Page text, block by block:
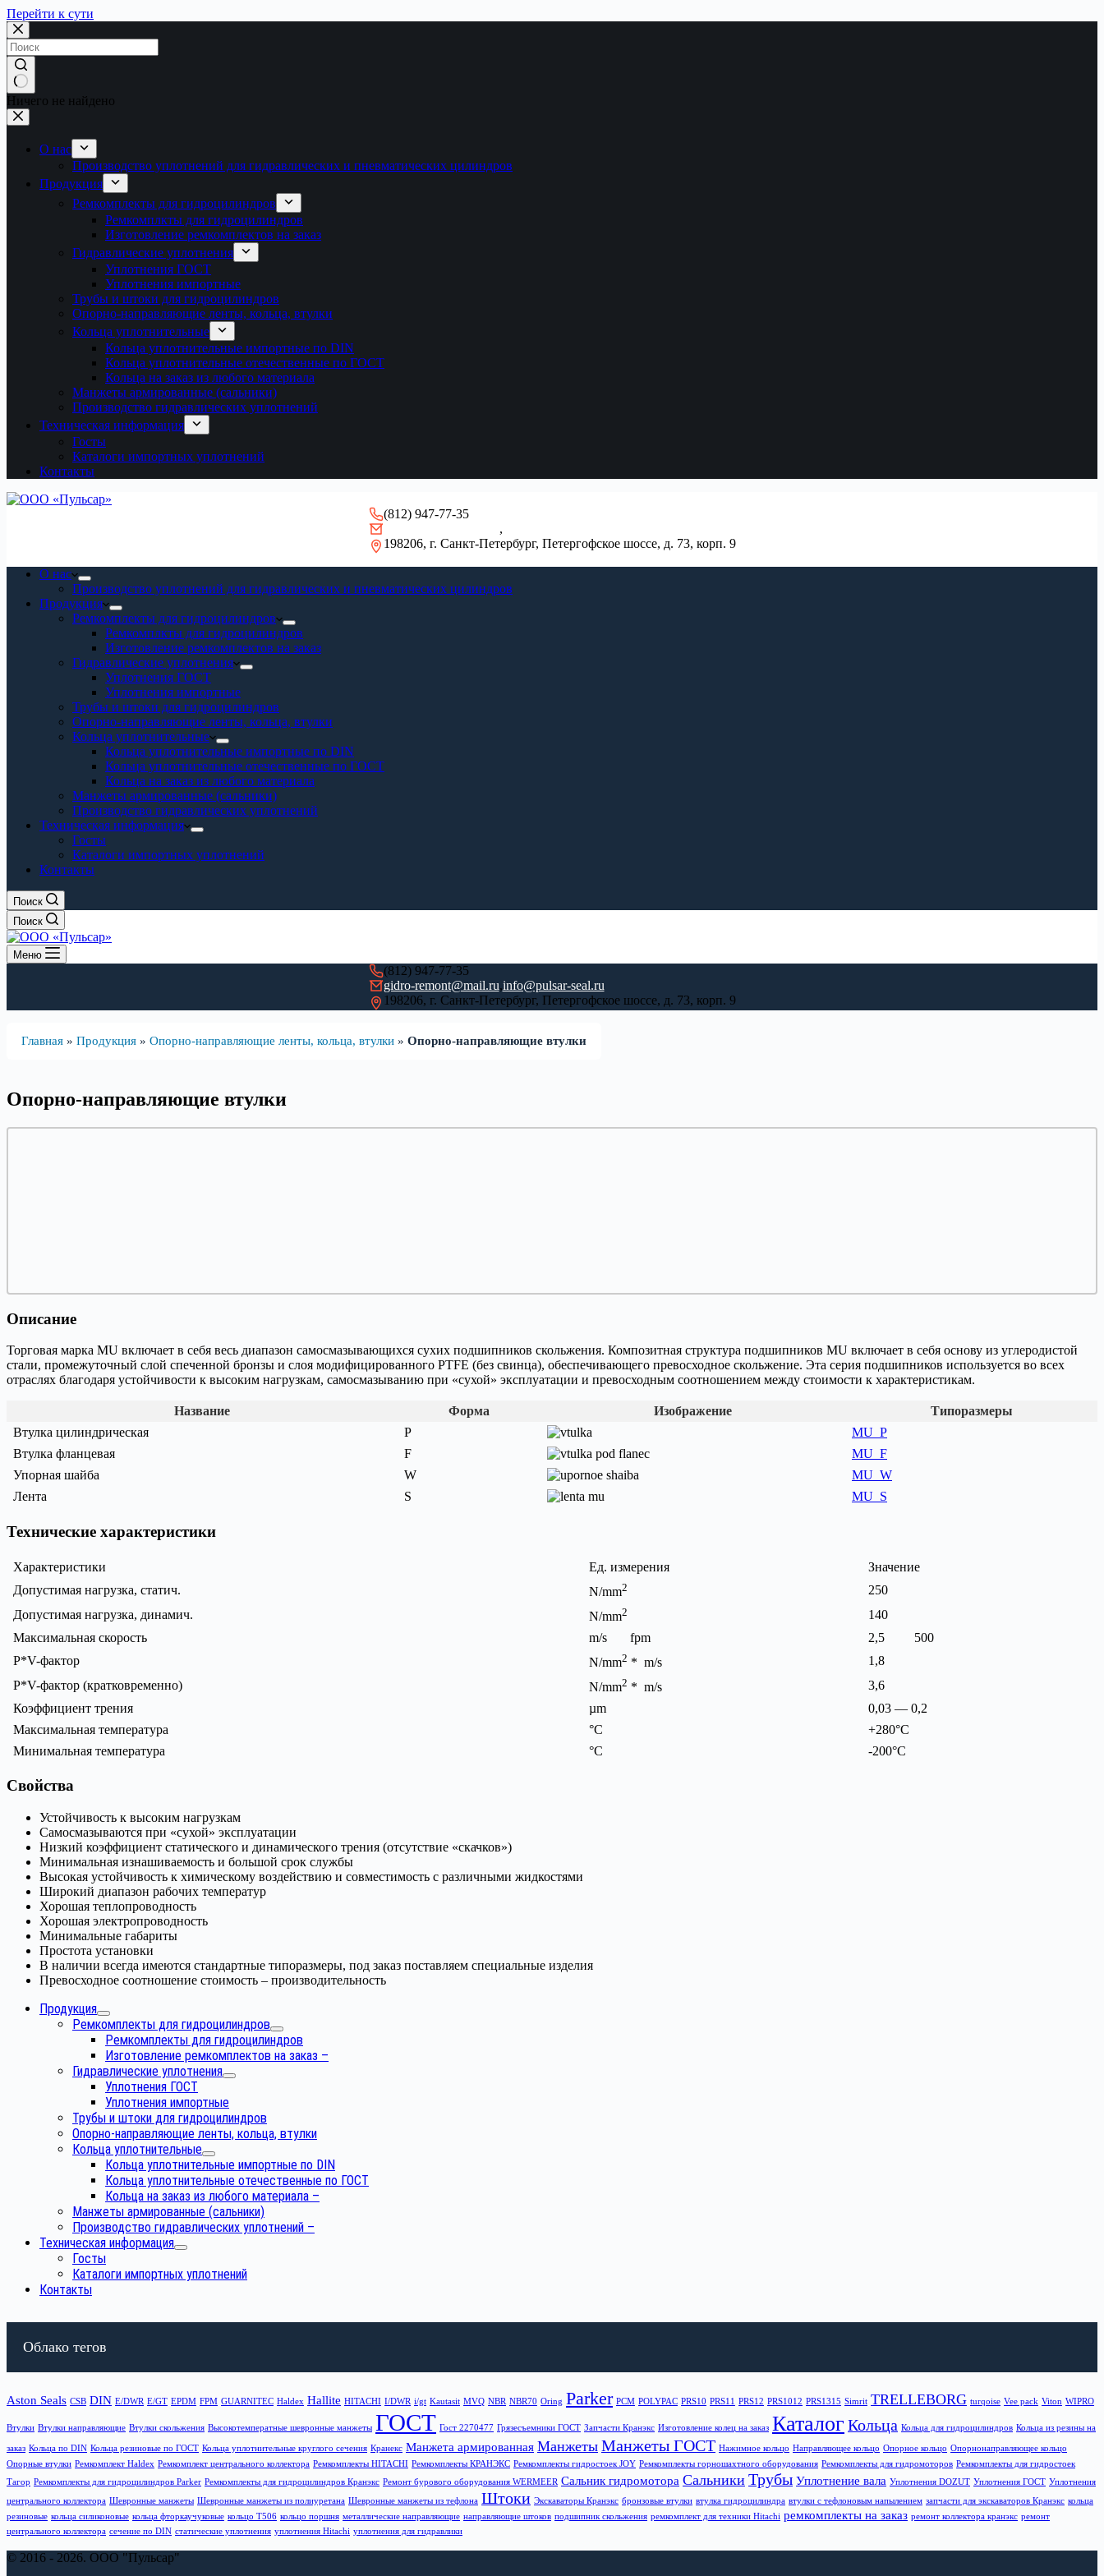
Перейти к сути
Ничего не найдено
О нас
Производство уплотнений для гидравлических и пневматических цилиндров
Продукция
Ремкомплекты для гидроцилиндров
Ремкомплкты для гидроцилиндров
Изготовление ремкомплектов на заказ
Гидравлические уплотнения
Уплотнения ГОСТ
Уплотнения импортные
Трубы и штоки для гидроцилиндров
Опорно-направляющие ленты, кольца, втулки
Кольца уплотнительные
Кольца уплотнительные импортные по DIN
Кольца уплотнительные отечественные по ГОСТ
Кольца на заказ из любого материала
Манжеты армированные (сальники)
Производство гидравлических уплотнений
Техническая информация
Госты
Каталоги импортных уплотнений
Контакты
(812) 947-77-35
,
198206, г. Санкт-Петербург, Петергофское шоссе, д. 73, корп. 9
О нас
Производство уплотнений для гидравлических и пневматических цилиндров
Продукция
Ремкомплекты для гидроцилиндров
Ремкомплкты для гидроцилиндров
Изготовление ремкомплектов на заказ
Гидравлические уплотнения
Уплотнения ГОСТ
Уплотнения импортные
Трубы и штоки для гидроцилиндров
Опорно-направляющие ленты, кольца, втулки
Кольца уплотнительные
Кольца уплотнительные импортные по DIN
Кольца уплотнительные отечественные по ГОСТ
Кольца на заказ из любого материала
Манжеты армированные (сальники)
Производство гидравлических уплотнений
Техническая информация
Госты
Каталоги импортных уплотнений
Контакты
Поиск
Поиск
Меню
(812) 947-77-35
gidro-remont@mail.ru,info@pulsar-seal.ru
198206, г. Санкт-Петербург, Петергофское шоссе, д. 73, корп. 9
Главная » Продукция » Опорно-направляющие ленты, кольца, втулки » Опорно-направляющие втулки
Опорно-направляющие втулки
Описание
Торговая марка MU включает в себя весь диапазон самосмазывающихся сухих подшипников скольжения. Композитная структура подшипников MU включает в себя основу из углеродистой
стали, промежуточный слой спеченной бронзы и слоя модифицированного PTFE (без свинца), обеспечивающего превосходное скольжение. Эта серия подшипников используется во всех
отраслях благодаря устойчивости к высоким нагрузкам, самосмазыванию при «сухой» эксплуатации и превосходным соотношением между стоимости к характеристикам.
Название Форма Изображение
Типоразмеры
Втулка цилиндрическая
P
MU_P
Втулка фланцевая
F
MU_F
Упорная шайба
W
MU_W
Лента
S MU_S
Технические характеристики
Характеристики Ед. измерения
Значение
Допустимая нагрузка, статич.
N/mm2
250
Допустимая нагрузка, динамич.
N/mm2
140
Максимальная скорость
m/s fpm
2,5 500
P*V-фактор
N/mm2 * m/s
1,8
P*V-фактор (кратковременно)
N/mm2 * m/s
3,6
Коэффициент трения
µm
0,03 — 0,2
Максимальная температура
°C
+280°C
Минимальная температура
°C -200°C
Свойства
Устойчивость к высоким нагрузкам
Самосмазываются при «сухой» эксплуатации
Низкий коэффициент статического и динамического трения (отсутствие «скачков»)
Минимальная изнашиваемость и большой срок службы
Высокая устойчивость к химическому воздействию и совместимость с различными жидкостями
Широкий диапазон рабочих температур
Хорошая теплопроводность
Хорошая электропроводность
Минимальные габариты
Простота установки
В наличии всегда имеются стандартные типоразмеры, под заказ поставляем специальные изделия
Превосходное соотношение стоимость – производительность
Продукция
Ремкомплекты для гидроцилиндров
Ремкомплекты для гидроцилиндров
Изготовление ремкомплектов на заказ –
Гидравлические уплотнения
Уплотнения ГОСТ
Уплотнения импортные
Трубы и штоки для гидроцилиндров
Опорно-направляющие ленты, кольца, втулки
Кольца уплотнительные
Кольца уплотнительные импортные по DIN
Кольца уплотнительные отечественные по ГОСТ
Кольца на заказ из любого материала –
Манжеты армированные (сальники)
Производство гидравлических уплотнений –
Техническая информация
Госты
Каталоги импортных уплотнений
Контакты
Облако тегов
Aston Seals CSB DIN E/DWR E/GT EPDM FPM GUARNITEC Haldex Hallite HITACHI I/DWR i/gt Kautasit MVQ NBR NBR70 Oring Parker PCM POLYPAC PRS10 PRS11 PRS12 PRS1012 PRS1315 Simrit TRELLEBORG turqoise Vee pack Viton WIPRO
Втулки Втулки направляющие Втулки скольжения Высокотемператные шевронные манжеты ГОСТ Гост 2270477 Грязесъемники ГОСТ Запчасти Кранэкс Изготовление колец на заказ Каталог Кольца Кольца для гидроцилиндров Кольца из резины на
заказ Кольца по DIN Кольца резиновые по ГОСТ Кольца уплотнительные круглого сечения Кранекс Манжета армированная Манжеты Манжеты ГОСТ Нажимное кольцо Направляющее кольцо Опорное кольцо Опорнонаправляющее кольцо
Опорные втулки Ремкомплект Haldex Ремкомплект центрального коллектора Ремкомплекты HITACHI Ремкомплекты КРАНЭКС Ремкомплекты гидростоек JOY Ремкомплекты горношахтного оборудования Ремкомплекты для гидромоторов Ремкомплекты для гидростоек
Тагор Ремкомплекты для гидроцилиндров Parker Ремкомплекты для гидроцилиндров Кранэкс Ремонт бурового оборудования WERMEER Сальник гидромотора Сальники Трубы Уплотнение вала Уплотнения DOZUT Уплотнения ГОСТ Уплотнения
центрального коллектора Шевронные манжеты Шевронные манжеты из полиуретана Шевронные манжеты из тефлона Штоки Экскаваторы Кранэкс бронзовые втулки втулка гидроцилиндра втулки с тефлоновым напылением запчасти для экскаваторов Кранэкс кольца
резиновые кольца силиконовые кольца фторкаучуковые кольцо T506 кольцо поршня металлические направляющие направляющие штоков подшипник скольжения ремкомплект для техники Hitachi ремкомплекты на заказ ремонт коллектора кранэкс ремонт
центрального коллектора сечение по DIN статические уплотнения уплотнения Hitachi уплотнения для гидравлики
© 2016 - 2026. ООО "Пульсар"